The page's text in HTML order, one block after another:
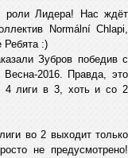
роли Лидера! Нас ждёт
Normální Chlapi,
Ребята :)
Зубров победив с
2016. Правда, это
4 лиги в 3, хоть и со 2
во 2 выходит только
не предусмотрено!